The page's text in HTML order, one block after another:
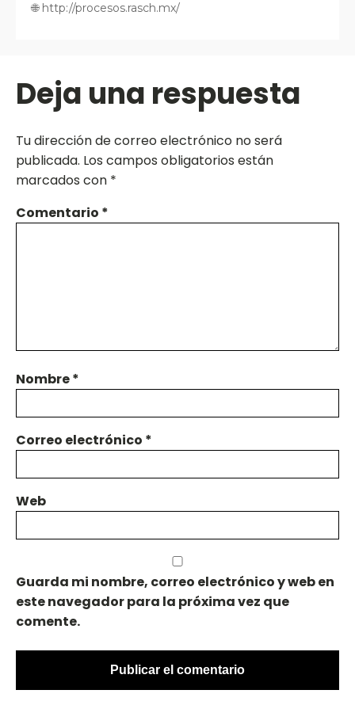
🌐 http://procesos.rasch.mx/
Deja una respuesta
Tu dirección de correo electrónico no será
publicada. Los campos obligatorios están
marcados con *
Comentario *
Nombre*
Correo electrónico *
Web
Guarda mi nombre, correo electrónico y web en
este navegador para la próxima vez que
comente.